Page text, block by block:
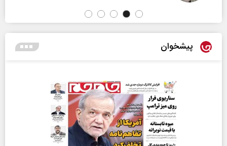
پیشخوان